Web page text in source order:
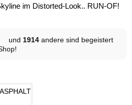
im Distorted-Look.. RUN-OF!
und 1914 andere sind begeistert